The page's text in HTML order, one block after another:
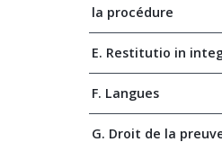
la procédure
E. Restitutio in
F. Langues
G. Droit de la